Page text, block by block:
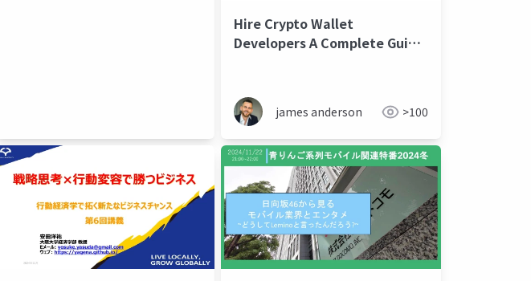
Hire Crypto Wallet
Developers A Complete Guide
james anderson >100